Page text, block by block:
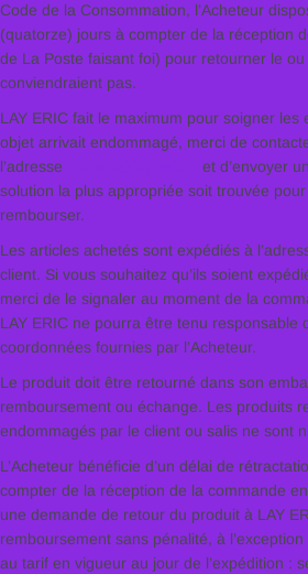
Code de la Consommation, l’Acheteur
(quatorze) jours à compter de la réception
de La Poste faisant foi) pour retourner le
conviendraient pas.
LAY ERIC fait le maximum pour soigner les
objet arrivait endommagé, merci de
l’adresse
et d’envoyer
solution la plus appropriée soit trouvée
rembourser.
Les articles achetés sont expédiés à
client. Si vous souhaitez qu’ils soient
merci de le signaler au moment de la
LAY ERIC ne pourra être tenu responsable
coordonnées fournies par l’Acheteur.
Le produit doit être retourné dans son
remboursement ou échange. Les produits
endommagés par le client ou salis ne sont
L’Acheteur bénéficie d’un délai de
compter de la réception de la commande
une demande de retour du produit à LAY
remboursement sans pénalité, à
au tarif en vigueur au jour de l’expédition :